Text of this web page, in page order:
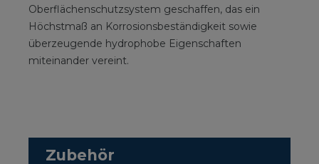
Oberflächenschutzsystem geschaffen, das ein
Höchstmaß an Korrosionsbeständigkeit sowie
überzeugende hydrophobe Eigenschaften
miteinander vereint.
Zubehör